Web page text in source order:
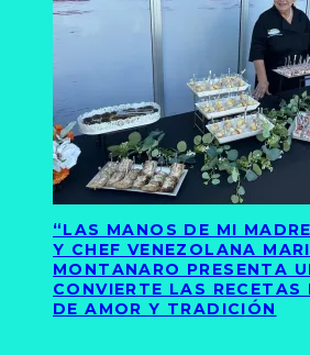
“LAS MANOS DE MI
Y CHEF VENEZOLANA
MONTANARO PRESENTA
CONVIERTE LAS RECETAS
DE AMOR Y TRADICIÓN